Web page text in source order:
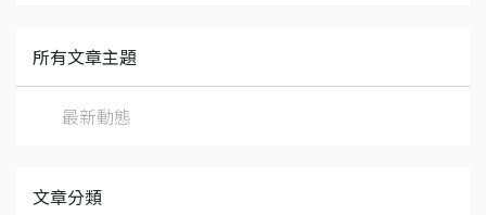
所有文章主題
最新動態
文章分類